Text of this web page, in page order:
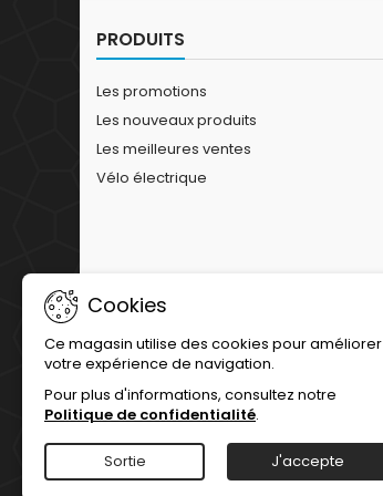
PRODUITS
Les promotions
Les nouveaux produits
Les meilleures ventes
Vélo électrique
Cookies
Ce magasin utilise des cookies pour améliorer
votre expérience de navigation.
Pour plus d'informations, consultez notre
Politique de confidentialité.
Sortie J'accepte